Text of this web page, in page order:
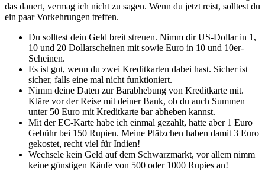
das dauert, vermag ich nicht zu sagen. Wenn du jetzt reist, solltest du
ein paar Vorkehrungen treffen.
Du solltest dein Geld breit streuen. Nimm dir US-Dollar in 1,
10 und 20 Dollarscheinen mit sowie Euro in 10 und 10er-
Scheinen.
Es ist gut, wenn du zwei Kreditkarten dabei hast. Sicher ist
sicher, falls eine mal nicht funktioniert.
Nimm deine Daten zur Barabhebung von Kreditkarte mit.
Kläre vor der Reise mit deiner Bank, ob du auch Summen
unter 50 Euro mit Kreditkarte bar abheben kannst.
Mit der EC-Karte habe ich einmal gezahlt, hatte aber 1 Euro
Gebühr bei 150 Rupien. Meine Plätzchen haben damit 3 Euro
gekostet, recht viel für Indien!
Wechsele kein Geld auf dem Schwarzmarkt, vor allem nimm
keine günstigen Käufe von 500 oder 1000 Rupies an!